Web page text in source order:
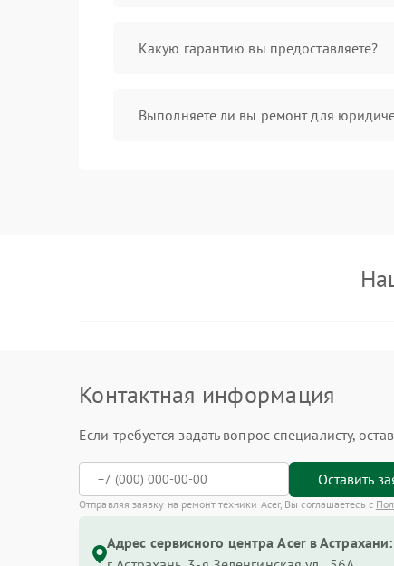
Какую гарантию вы предоставляете?
Выполняете ли вы ремонт для
Контактная информация
Если требуется задать вопрос специалисту,
Оставить
Отправляя заявку на ремонт техники Acer, Вы соглашаетесь с
Адрес сервисного центра Acer в Астрахани: